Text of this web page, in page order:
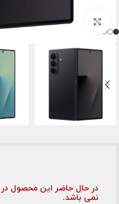
برای بزرگنمایی کلیک کنید
در حال حاضر این محصول
نمی باشد.